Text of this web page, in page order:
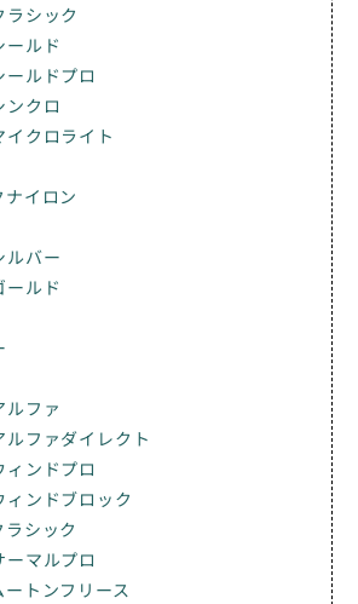
シック
ールド
ルドプロ
ンクロ
クロライト
イロン
ルバー
ールド
ルファ
ファダイレクト
ンドプロ
ンドブロック
シック
マルプロ
トンフリース